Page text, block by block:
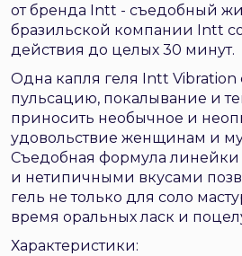
от бренда Intt - съедобный
бразильской компании Intt
действия до целых 30 минут.
Одна капля геля Intt Vibration
пульсацию, покалывание и
приносить необычное и
удовольствие женщинам и
Съедобная формула линейки
и нетипичными вкусами
гель не только для соло
время оральных ласк и
Характеристики: